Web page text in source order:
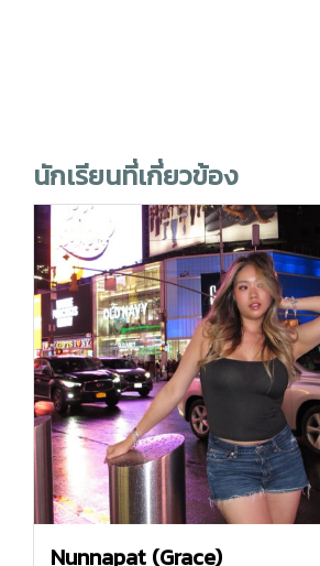
นักเรียนที่เกี่ยวข้อง
Nunnapat (Grace)